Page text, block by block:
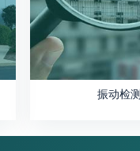
振动检测